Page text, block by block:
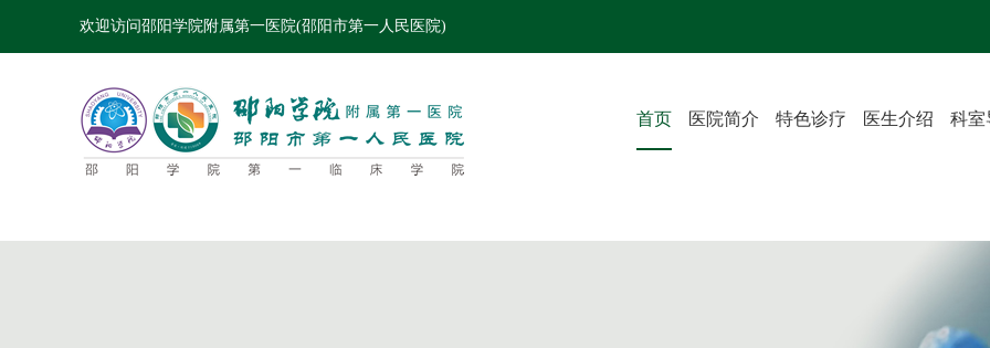
欢迎访问邵阳学院附属第一医院(邵阳市第一人民医院)
首页 医院简介 特色诊疗 医生介绍 科室